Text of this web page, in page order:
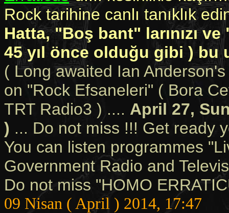
Rock tarihine canlı tanıklık
Hatta, "Boş bant" larınızı
45 yıl önce olduğu gibi )
( Long awaited Ian
on "Rock Efsaneleri" ( Bora
TRT Radio3 ) .... April 27,
) ... Do not miss !!! Get ready
You can listen programmes
Government Radio and
Do not miss "HOMO
09 Nisan ( April ) 2014, 17:47